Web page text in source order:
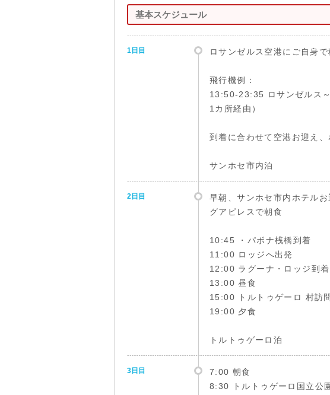
基本スケジュール
1日目 ロサンゼルス空港にご自身
飛行機例：
13:50-23:35 ロサンゼルス
1カ所経由）
到着に合わせて空港お迎え、
サンホセ市内泊
2日目
早朝、サンホセ市内ホテルお
グアピレスで朝食
10:45 ・パボナ桟橋到着
11:00 ロッジへ出発
12:00 ラグーナ・ロッジ到着
13:00 昼食
15:00 トルトゥゲーロ 村訪問
19:00 夕食
トルトゥゲーロ泊
3日目
7:00 朝食
8:30 トルトゥゲーロ国立公